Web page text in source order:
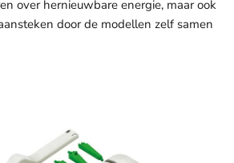
over hernieuwbare energie, maar ook
door de modellen zelf samen